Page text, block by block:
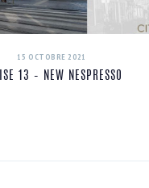
15 OCTOBRE 2021
13 – NEW NESPRESSO